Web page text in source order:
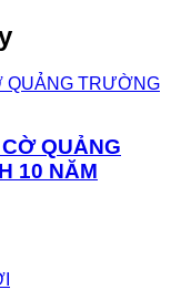
QUẢNG
10 NĂM